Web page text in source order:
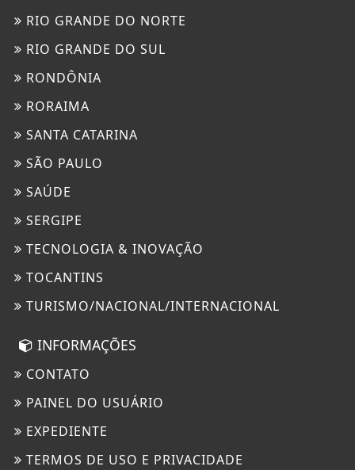
RIO GRANDE DO NORTE
RIO GRANDE DO SUL
RONDÔNIA
RORAIMA
SANTA CATARINA
SÃO PAULO
SAÚDE
SERGIPE
TECNOLOGIA & INOVAÇÃO
TOCANTINS
TURISMO/NACIONAL/INTERNACIONAL
INFORMAÇÕES
CONTATO
PAINEL DO USUÁRIO
EXPEDIENTE
TERMOS DE USO E PRIVACIDADE